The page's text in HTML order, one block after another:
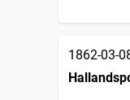
1862-03-